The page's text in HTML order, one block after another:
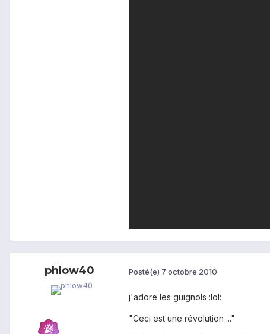
phlow40 Posté(e) 7 octobre 2010
j'adore les guignols :lol:
"Ceci est une révolution ..."